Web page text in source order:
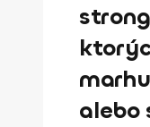
alebo